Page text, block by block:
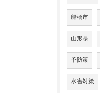
船橋市
山形県
予防策
水害対策